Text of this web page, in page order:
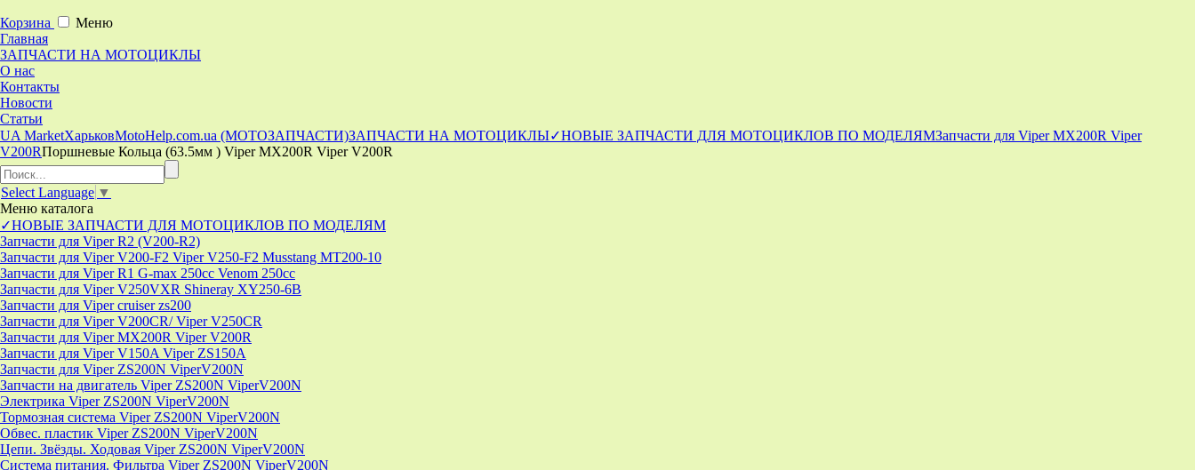
Корзина
Меню
Главная
ЗАПЧАСТИ НА МОТОЦИКЛЫ
О нас
Контакты
Новости
Статьи
UA MarketХарьковMotoHelp.com.ua (МОТОЗАПЧАСТИ)ЗАПЧАСТИ НА МОТОЦИКЛЫ✓НОВЫЕ ЗАПЧАСТИ ДЛЯ МОТОЦИКЛОВ ПО МОДЕЛЯМЗапчасти для Viper MX200R Viper
V200RПоршневые Кольца (63.5мм ) Viper MX200R Viper V200R
Select Language ▼
Меню каталога
✓НОВЫЕ ЗАПЧАСТИ ДЛЯ МОТОЦИКЛОВ ПО МОДЕЛЯМ
Запчасти для Viper R2 (V200-R2)
Запчасти для Viper V200-F2 Viper V250-F2 Musstang MT200-10
Запчасти для Viper R1 G-max 250cc Venom 250cc
Запчасти для Viper V250VXR Shineray XY250-6B
Запчасти для Viper cruiser zs200
Запчасти для Viper V200CR/ Viper V250CR
Запчасти для Viper MX200R Viper V200R
Запчасти для Viper V150A Viper ZS150A
Запчасти для Viper ZS200N ViperV200N
Запчасти на двигатель Viper ZS200N ViperV200N
Электрика Viper ZS200N ViperV200N
Тормозная система Viper ZS200N ViperV200N
Обвес. пластик Viper ZS200N ViperV200N
Цепи. Звёзды. Ходовая Viper ZS200N ViperV200N
Система питания. Фильтра Viper ZS200N ViperV200N